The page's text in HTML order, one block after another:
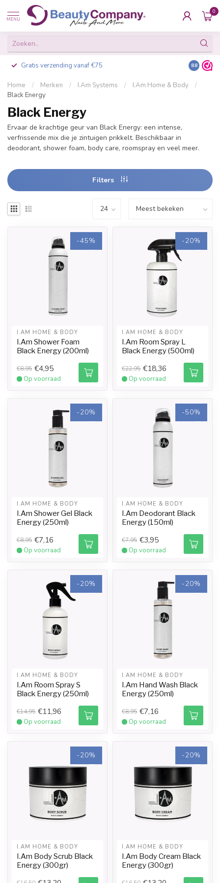
MENU
0
Gratis verzending vanaf €75 Besteld
8.8
Home / Merken / I.Am Systems / I.Am Home & Body
/
Black Energy
Black Energy
Ervaar de krachtige geur van Black Energy: een intense,
verfrissende mix die je zintuigen prikkelt. Beschikbaar in
deodorant, shower foam, body care, roomspray en veel meer.
Filters
-45%
I.AM HOME & BODY
I.Am Shower Foam
Black Energy (200ml)
€8,95 €4,95
Op voorraad
-20%
I.AM HOME & BODY
I.Am Room Spray L
Black Energy (500ml)
€22,95 €18,36
Op voorraad
-20%
I.AM HOME & BODY
I.Am Shower Gel Black
Energy (250ml)
€8,95 €7,16
Op voorraad
-50%
I.AM HOME & BODY
I.Am Deodorant Black
Energy (150ml)
€7,95 €3,95
Op voorraad
-20%
I.AM HOME & BODY
I.Am Room Spray S
Black Energy (250ml)
€14,95 €11,96
Op voorraad
-20%
I.AM HOME & BODY
I.Am Hand Wash Black
Energy (250ml)
€8,95 €7,16
Op voorraad
-20%
I.AM HOME & BODY
I.Am Body Scrub Black
Energy (300gr)
-20%
I.AM HOME & BODY
I.Am Body Cream Black
Energy (300gr)